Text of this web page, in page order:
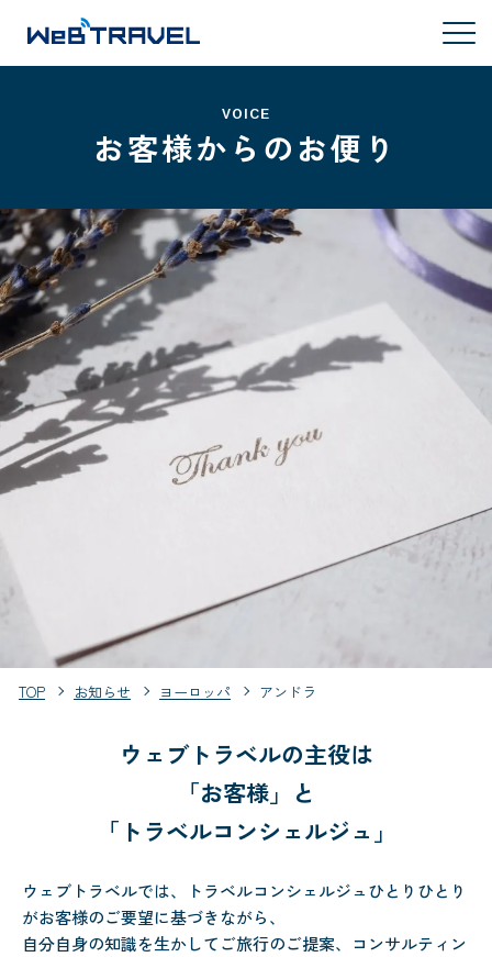
VOICE
お客様からのお便り
TOP お知らせ ヨーロッパ アンドラ
ウェブトラベルの主役は
「お客様」と
「トラベルコンシェルジュ」
ウェブトラベルでは、トラベルコンシェルジュひとりひとり
がお客様のご要望に基づきながら、
自分自身の知識を生かしてご旅行のご提案、コンサルティン